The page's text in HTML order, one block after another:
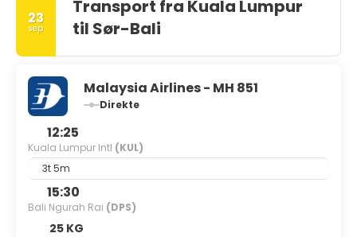
23
sep.
Transport fra Kuala Lumpur
til Sør-Bali
Malaysia Airlines - MH 851
Direkte
12:25
Kuala Lumpur Intl (KUL)
3t 5m
15:30
Bali Ngurah Rai (DPS)
25 KG